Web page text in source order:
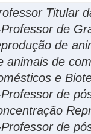
Titular
de
de
animais de
e
de
de